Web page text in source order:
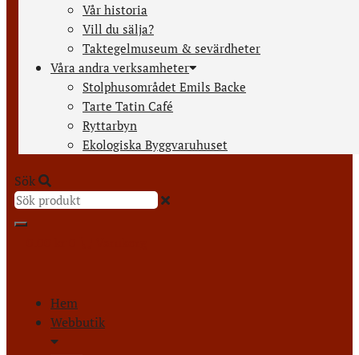
Vår historia
Vill du sälja?
Taktegelmuseum & sevärdheter
Våra andra verksamheter
Stolphusområdet Emils Backe
Tarte Tatin Café
Ryttarbyn
Ekologiska Byggvaruhuset
Sök
Hem
Webbutik